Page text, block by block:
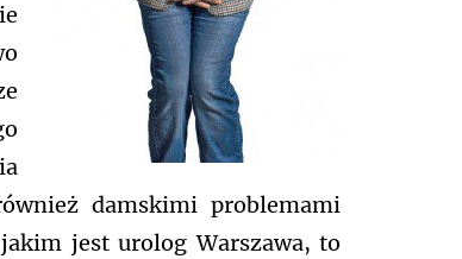
damskimi problemami
jest urolog Warszawa, to